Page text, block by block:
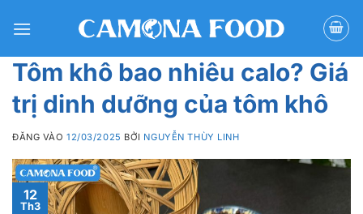
qua
dungTôm khô bao nhiêu calo? Giá
trị dinh dưỡng của tôm khô
ĐĂNG VÀO12/03/2025 BỞI NGUYỄN THÙY LINH
12
Th3